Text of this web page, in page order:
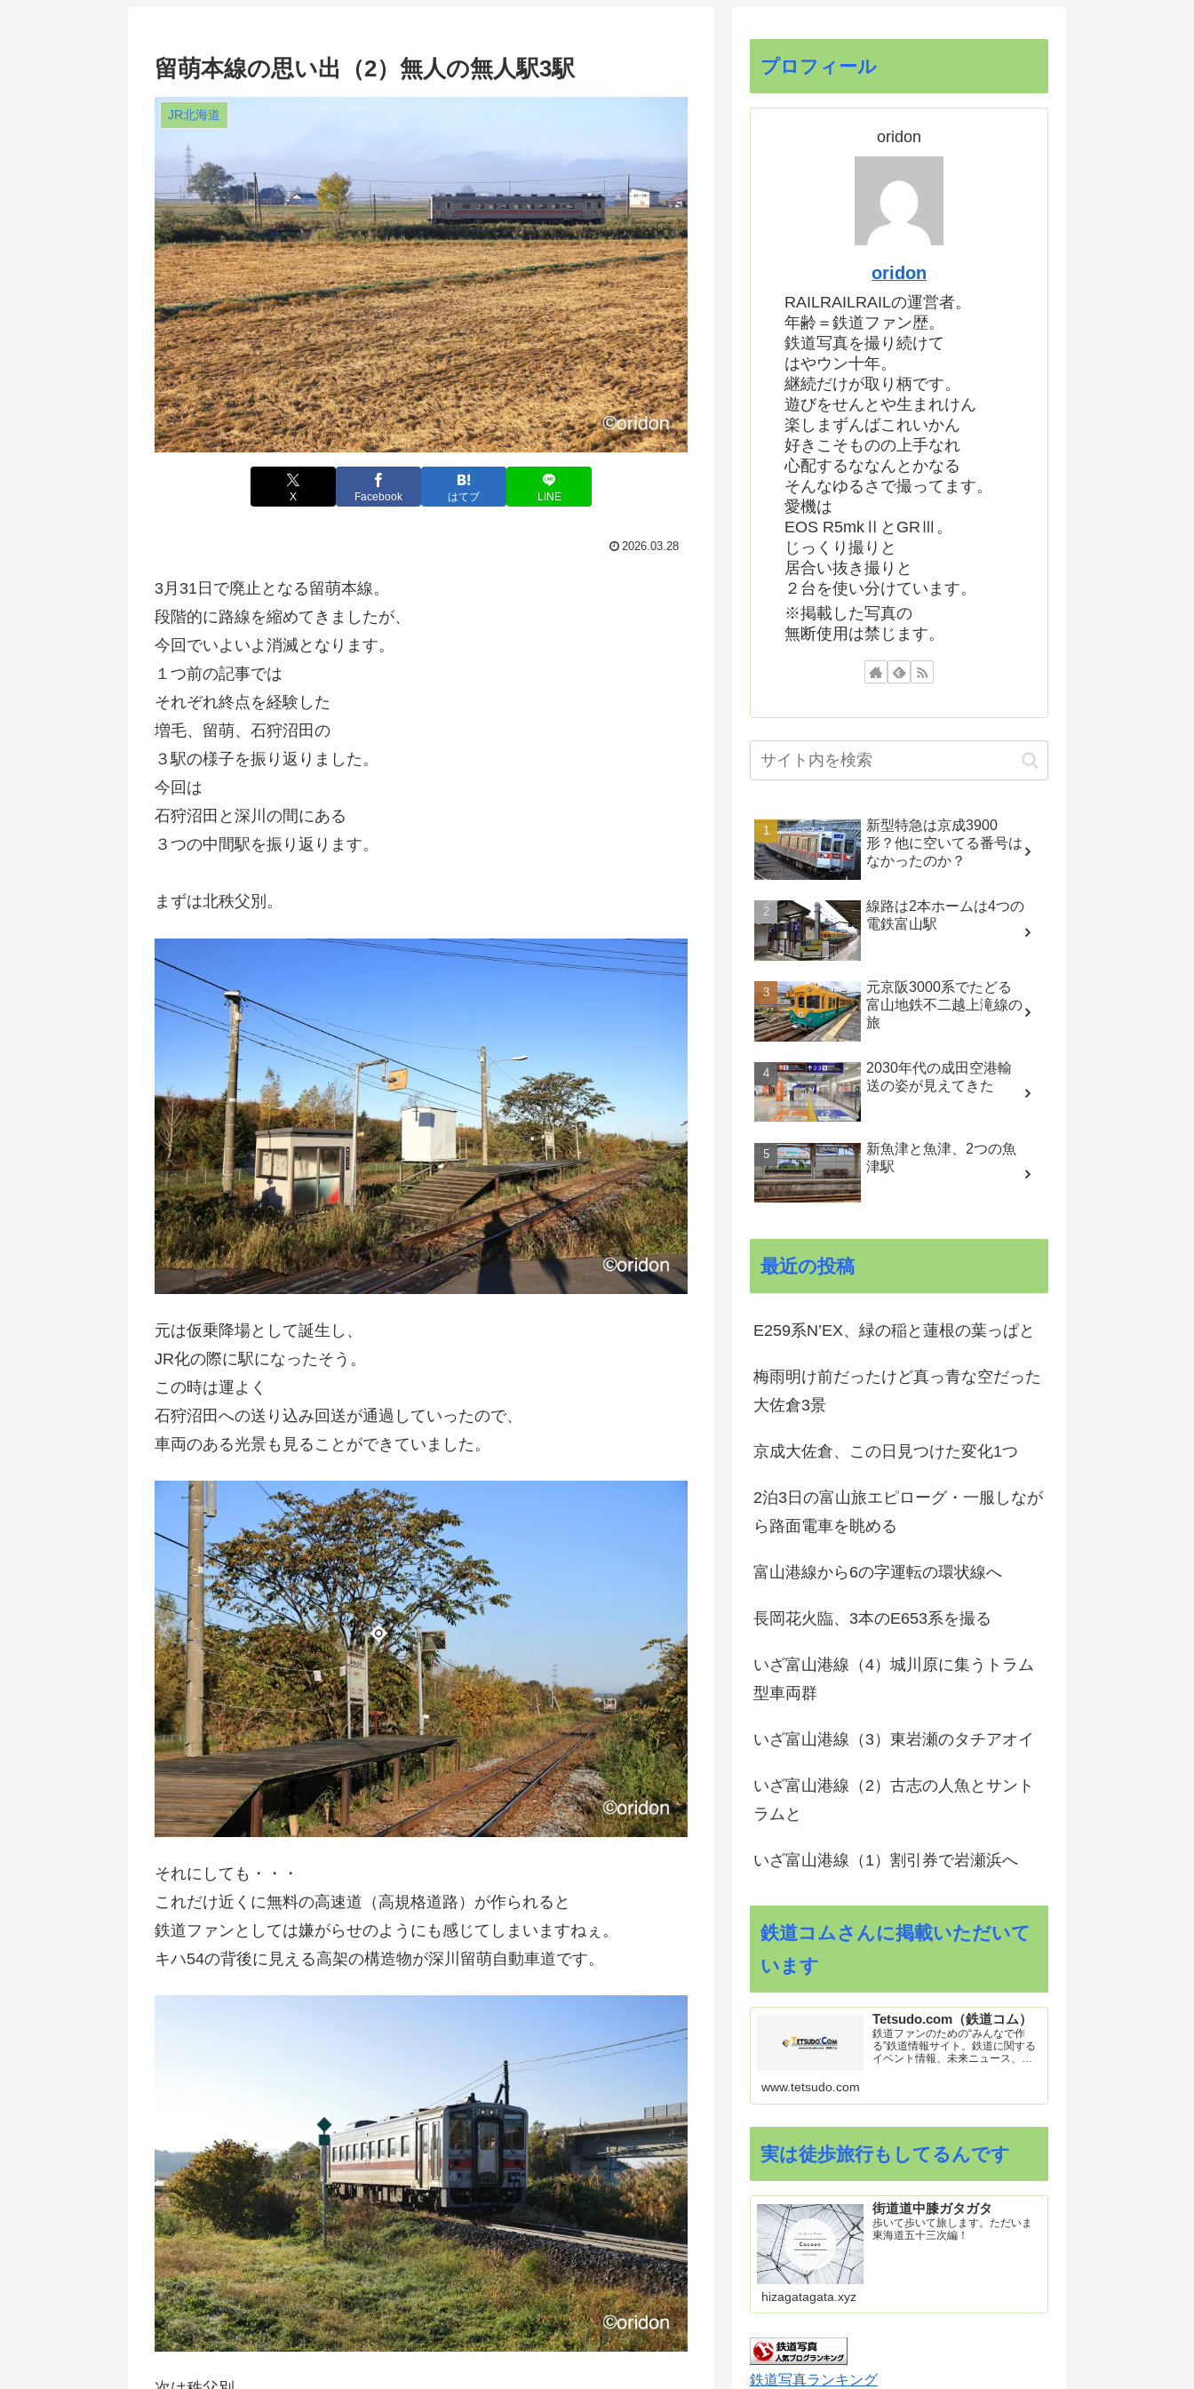
留萌本線の思い出（2）無人の無人駅3駅
JR北海道
X Facebook はてブ LINE
2026.03.28
3月31日で廃止となる留萌本線。
段階的に路線を縮めてきましたが、
今回でいよいよ消滅となります。
１つ前の記事では
それぞれ終点を経験した
増毛、留萌、石狩沼田の
３駅の様子を振り返りました。
今回は
石狩沼田と深川の間にある
３つの中間駅を振り返ります。
まずは北秩父別。
元は仮乗降場として誕生し、
JR化の際に駅になったそう。
この時は運よく
石狩沼田への送り込み回送が通過していったので、
車両のある光景も見ることができていました。
それにしても・・・
これだけ近くに無料の高速道（高規格道路）が作られると
鉄道ファンとしては嫌がらせのようにも感じてしまいますねぇ。
キハ54の背後に見える高架の構造物が深川留萌自動車道です。
プロフィール
oridon
oridon
RAILRAILRAILの運営者。
年齢＝鉄道ファン歴。
鉄道写真を撮り続けて
はやウン十年。
継続だけが取り柄です。
遊びをせんとや生まれけん
楽しまずんばこれいかん
好きこそものの上手なれ
心配するななんとかなる
そんなゆるさで撮ってます。
愛機は
EOS R5mkⅡとGRⅢ。
じっくり撮りと
居合い抜き撮りと
２台を使い分けています。
※掲載した写真の
無断使用は禁じます。
新型特急は京成3900
形？他に空いてる番号は
なかったのか？
線路は2本ホームは4つの
電鉄富山駅
元京阪3000系でたどる
富山地鉄不二越上滝線の
旅
2030年代の成田空港輸
送の姿が見えてきた
新魚津と魚津、2つの魚
津駅
最近の投稿
E259系N’EX、緑の稲と蓮根の葉っぱと
梅雨明け前だったけど真っ青な空だった
大佐倉3景
京成大佐倉、この日見つけた変化1つ
2泊3日の富山旅エピローグ・一服しなが
ら路面電車を眺める
富山港線から6の字運転の環状線へ
長岡花火臨、3本のE653系を撮る
いざ富山港線（4）城川原に集うトラム
型車両群
いざ富山港線（3）東岩瀬のタチアオイ
いざ富山港線（2）古志の人魚とサント
ラムと
いざ富山港線（1）割引券で岩瀬浜へ
鉄道コムさんに掲載いただいて
います
Tetsudo.com（鉄道コム）
鉄道ファンのための“みんなで作
る”鉄道情報サイト。鉄道に関する
イベント情報、未来ニュース、車
ク集や、参加型ゲーム「駅つなゲ
www.tetsudo.com
実は徒歩旅行もしてるんです
街道道中膝ガタガタ
歩いて歩いて旅します。ただいま
東海道五十三次編！
hizagatagata.xyz
鉄道写真ランキング